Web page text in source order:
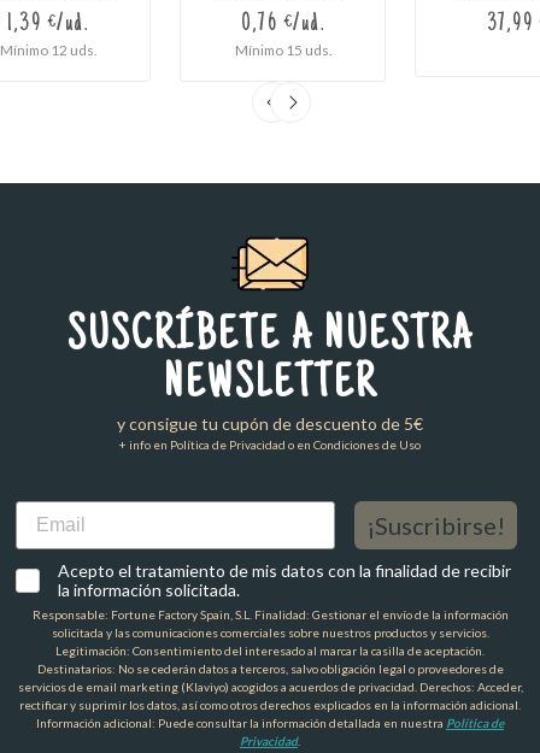
1,39 €/ud.
Mínimo 12 uds.
0,76 €/ud.
Mínimo 15 uds.
37,99
SUSCRÍBETE A NUESTRA
NEWSLETTER
y consigue tu cupón de descuento de 5€
+ info en Política de Privacidad o en Condiciones de Uso
Email
¡Suscribirse!
Acepto el tratamiento de mis datos con la finalidad de recibir
la información solicitada.
Responsable: Fortune Factory Spain, S.L. Finalidad: Gestionar el envío de la información
solicitada y las comunicaciones comerciales sobre nuestros productos y servicios.
Legitimación: Consentimiento del interesado al marcar la casilla de aceptación.
Destinatarios: No se cederán datos a terceros, salvo obligación legal o proveedores de
servicios de email marketing (Klaviyo) acogidos a acuerdos de privacidad. Derechos: Acceder,
rectificar y suprimir los datos, así como otros derechos explicados en la información adicional.
Información adicional: Puede consultar la información detallada en nuestra Política de
Privacidad.